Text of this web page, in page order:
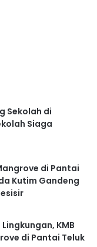
Sekolah di
Siaga
di Pantai
Kutim Gandeng
KMB
di Pantai Teluk